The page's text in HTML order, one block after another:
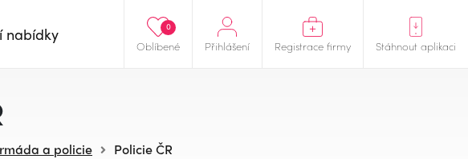
Oblíbené
0
Přihlášení Registrace firmy Stáhnout aplikaci
nabídky
a policie Policie ČR